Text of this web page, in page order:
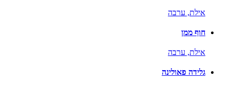
אילת, ערבה
חוף ממן
אילת, ערבה
גלידה פאולינה